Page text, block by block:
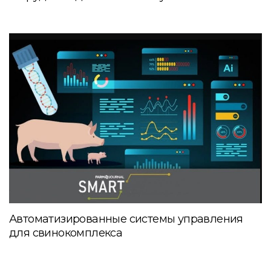
Автоматизированные системы управления
для свинокомплекса